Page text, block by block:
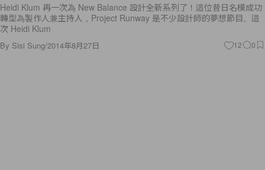
Heidi Klum 再一次為 New Balance 設計全新系列了！這位昔日名模成功
轉型為製作人兼主持人，Project Runway 是不少設計師的夢想節目。這
次 Heidi Klum
By Sisi Sung/2014年8月27日 12 0